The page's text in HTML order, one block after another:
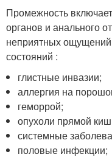
Промежность
органов и анального
неприятных ощущений
состояний :
глистные инвазии;
аллергия на
геморрой;
опухоли прямой
системные
половые инфекции;